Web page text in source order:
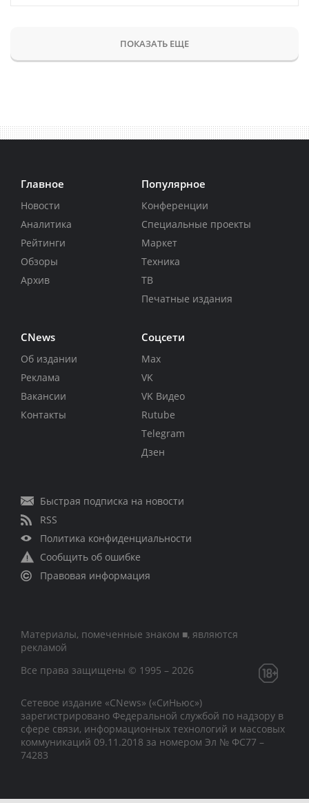
ПОКАЗАТЬ ЕЩЕ
Главное
Новости
Аналитика
Рейтинги
Обзоры
Архив
Популярное
Конференции
Специальные проекты
Маркет
Техника
ТВ
Печатные издания
CNews
Об издании
Реклама
Вакансии
Контакты
Соцсети
Max
VK
VK Видео
Rutube
Telegram
Дзен
Быстрая подписка на новости
RSS
Политика конфиденциальности
Сообщить об ошибке
Правовая информация
Материалы, помеченные знаком ■, являются
рекламой
Все права защищены © 1995 – 2026
Сетевое издание «CNews» («СиНьюс»)
зарегистрировано Федеральной службой по надзору в
сфере связи, информационных технологий и массовых
коммуникаций 09.11.2018 за номером Эл № ФС77 –
74283